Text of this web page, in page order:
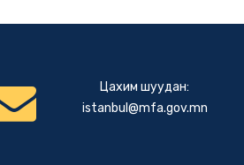
Цахим шуудан:
istanbul@mfa.gov.mn